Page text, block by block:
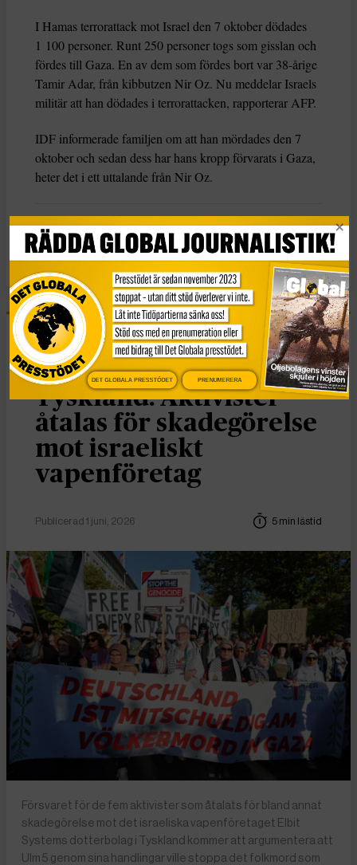
I Hamas terrorattack mot Israel den 7 oktober dödades
1 100 personer. Runt 250 personer togs som gisslan och
fördes till Gaza. En av dem som fördes bort var 38-årige
Tamir Adar, från kibbutzen Nir Oz. Nu meddelar Israels
militär att han dödades i terrorattacken, rapporterar AFP.
IDF informerade familjen om att han mördades den 7
oktober och sedan dess har hans kropp förvarats i Gaza,
heter det i ett uttalande från Nir Oz.
Nyheter Gaza Israel Palestina
Nyheter
Tyskland: Aktivister
åtalas för skadegörelse
mot israeliskt
vapenföretag
Publicerad 1 juni, 2026 5 min lästid
Försvaret för de fem aktivister som åtalats för bland annat
skadegörelse mot det israeliska vapenföretaget Elbit
Systems dotterbolag i Tyskland kommer att argumentera att
Ulm 5 genom sina handlingar ville stoppa det folkmord som
DET GLOBALA PRESSTÖDET PRENUMERERA